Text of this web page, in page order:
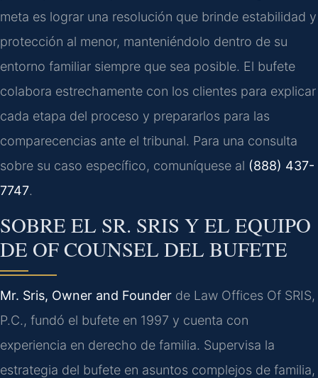
meta es lograr una resolución que brinde estabilidad y
protección al menor, manteniéndolo dentro de su
entorno familiar siempre que sea posible. El bufete
colabora estrechamente con los clientes para explicar
cada etapa del proceso y prepararlos para las
comparecencias ante el tribunal. Para una consulta
sobre su caso específico, comuníquese al (888) 437-
7747.
SOBRE EL SR. SRIS Y EL EQUIPO
DE OF COUNSEL DEL BUFETE
Mr. Sris, Owner and Founder de Law Offices Of SRIS,
P.C., fundó el bufete en 1997 y cuenta con
experiencia en derecho de familia. Supervisa la
estrategia del bufete en asuntos complejos de familia,